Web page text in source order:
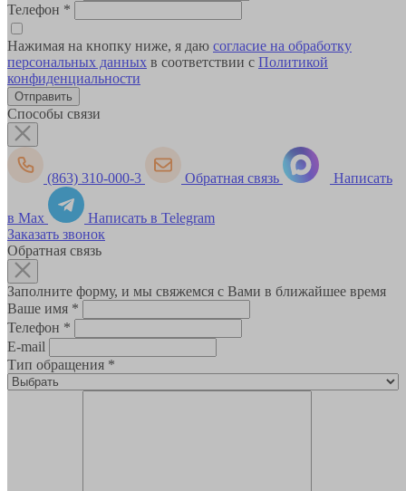
Телефон *
Нажимая на кнопку ниже, я даю согласие на обработку
персональных данных в соответствии с Политикой
конфиденциальности
Способы связи
(863) 310-000-3 Обратная связь Написать
в Max
Написать в Telegram
Заказать звонок
Обратная связь
Заполните форму, и мы свяжемся с Вами в ближайшее время
Ваше имя *
Телефон *
E-mail
Тип обращения *